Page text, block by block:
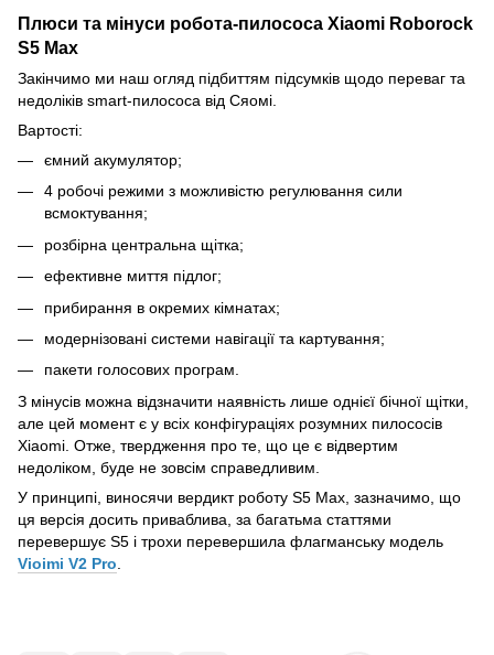
Плюси та мінуси робота-пилососа Xiaomi Roborock
S5 Max
Закінчимо ми наш огляд підбиттям підсумків щодо переваг та
недоліків smart-пилососа від Сяомі.
Вартості:
ємний акумулятор;
4 робочі режими з можливістю регулювання сили
всмоктування;
розбірна центральна щітка;
ефективне миття підлог;
прибирання в окремих кімнатах;
модернізовані системи навігації та картування;
пакети голосових програм.
З мінусів можна відзначити наявність лише однієї бічної щітки,
але цей момент є у всіх конфігураціях розумних пилососів
Xiaomi. Отже, твердження про те, що це є відвертим
недоліком, буде не зовсім справедливим.
У принципі, виносячи вердикт роботу S5 Max, зазначимо, що
ця версія досить приваблива, за багатьма статтями
перевершує S5 і трохи перевершила флагманську модель
Vioimi V2 Pro